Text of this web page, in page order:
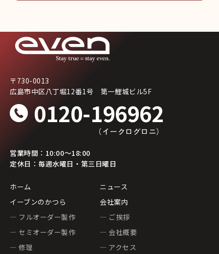
〒730-0013
広島市中区八丁堀12番1号 第一鯉城ビル5F
0120-196962
（イークログロニ）
営業時間：10:00〜18:00
定休日：毎週水曜日・第三日曜日
ホーム
イーブンのかつら
— フルオーダー製作
— セミオーダー製作
— 修理
ニュース
会社案内
— ご挨拶
— 会社概要
— アクセス